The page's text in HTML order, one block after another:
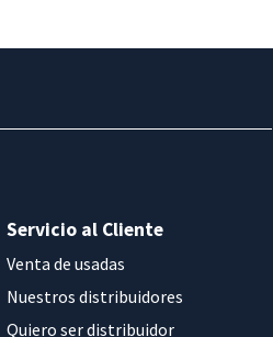
Servicio al Cliente
Venta de usadas
Nuestros distribuidores
Quiero ser distribuidor